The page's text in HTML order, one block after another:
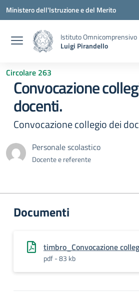
Vai ai contenuti
Vai al menu di navigazione
Vai al footer
Ministero dell'Istruzione e del Merito
Istituto Omnicomprensivo
Luigi Pirandello
Circolare 263
Convocazione
docenti.
Convocazione collegio dei
Personale scolastico
Docente e referente
Documenti
timbro_Convocazione
pdf - 83 kb